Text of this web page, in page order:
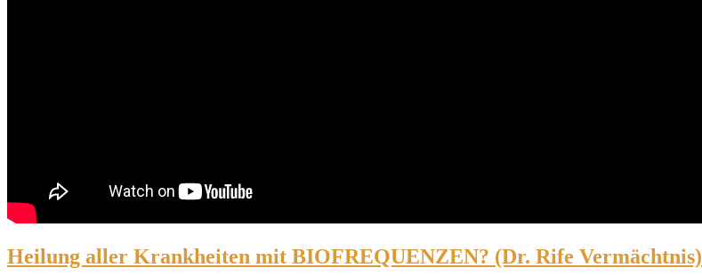
Heilung aller Krankheiten mit BIOFREQUENZEN? (Dr. Rife Vermächtnis)